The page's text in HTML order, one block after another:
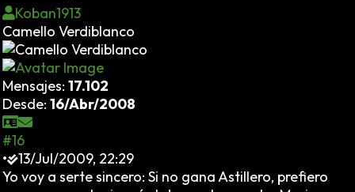
Koban1913
Camello Verdiblanco
Mensajes: 17.102
Desde: 16/Abr/2008
#16
•
13/Jul/2009, 22:29
Yo voy a serte sincero: Si no gana Astillero, prefiero